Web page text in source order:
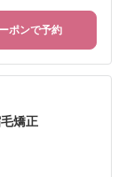
ポンで予約
矯正